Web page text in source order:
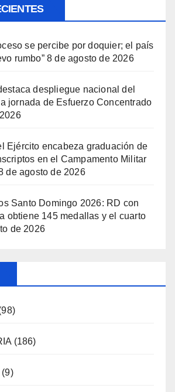
se percibe por doquier; el país
rumbo” 8 de agosto de 2026
despliegue nacional del
jornada de Esfuerzo Concentrado
Ejército encabeza graduación de
en el Campamento Militar
de agosto de 2026
Santo Domingo 2026: RD con
obtiene 145 medallas y el cuarto
de 2026
(186)
(9)